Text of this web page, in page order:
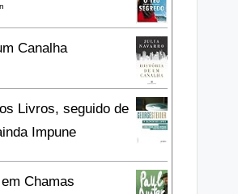
Canalha
Livros, seguido de
Impune
Chamas